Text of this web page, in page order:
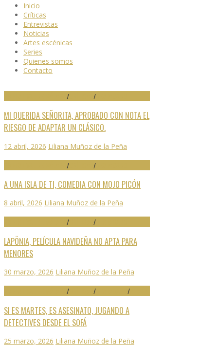
Inicio
Críticas
Entrevistas
Noticias
Artes escénicas
Series
Quienes somos
Contacto
/ /
MI QUERIDA SEÑORITA, APROBADO CON NOTA EL
RIESGO DE ADAPTAR UN CLÁSICO.
12 abril, 2026 Liliana Muñoz de la Peña
/ /
A UNA ISLA DE TI, COMEDIA CON MOJO PICÓN
8 abril, 2026 Liliana Muñoz de la Peña
/ /
LAPÖNIA, PELÍCULA NAVIDEÑA NO APTA PARA
MENORES
30 marzo, 2026 Liliana Muñoz de la Peña
/ / /
SI ES MARTES, ES ASESINATO, JUGANDO A
DETECTIVES DESDE EL SOFÁ
25 marzo, 2026 Liliana Muñoz de la Peña